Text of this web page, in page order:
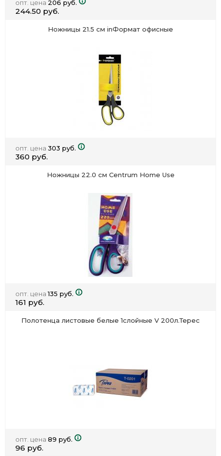
опт. цена 206 руб.
244.50 руб.
Ножницы 21.5 см inФормат офисные
опт. цена 303 руб.
360 руб.
Ножницы 22.0 см Centrum Home Use
опт. цена135 руб.
161 руб.
Полотенца листовые белые 1слойные V 200л.Терес
опт. цена 89 руб.
96 руб.